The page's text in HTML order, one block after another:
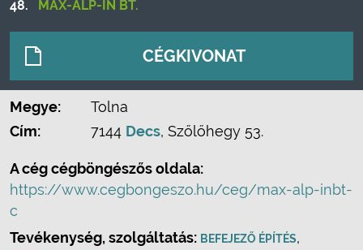
48. MAX-ALP-IN BT.
CÉGKIVONAT
Megye:
Tolna
Cím:
7144 Decs, Szőlőhegy 53.
A cég cégböngészős oldala:
https://www.cegbongeszo.hu/ceg/max-alp-inbt-
c
Tevékenység, szolgáltatás: BEFEJEZŐ ÉPÍTÉS,